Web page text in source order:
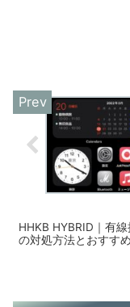
HHKB HYBRID｜有
の対処方法とおすす